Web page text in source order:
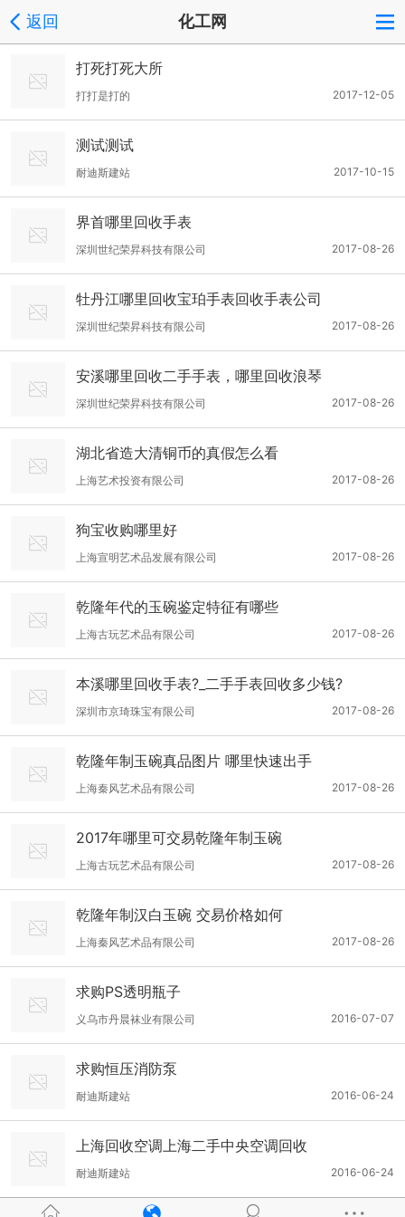
返回 化工网
打死打死大所
2017-12-05
打打是打的
测试测试
2017-10-15
耐迪斯建站
界首哪里回收手表
2017-08-26
深圳世纪荣昇科技有限公司
牡丹江哪里回收宝珀手表回收手表公司
2017-08-26
深圳世纪荣昇科技有限公司
安溪哪里回收二手手表，哪里回收浪琴
2017-08-26
深圳世纪荣昇科技有限公司
湖北省造大清铜币的真假怎么看
2017-08-26
上海艺术投资有限公司
狗宝收购哪里好
2017-08-26
上海宣明艺术品发展有限公司
乾隆年代的玉碗鉴定特征有哪些
2017-08-26
上海古玩艺术品有限公司
本溪哪里回收手表?_二手手表回收多少钱?
2017-08-26
深圳市京琦珠宝有限公司
乾隆年制玉碗真品图片 哪里快速出手
2017-08-26
上海秦风艺术品有限公司
2017年哪里可交易乾隆年制玉碗
2017-08-26
上海古玩艺术品有限公司
乾隆年制汉白玉碗 交易价格如何
2017-08-26
上海秦风艺术品有限公司
求购PS透明瓶子
2016-07-07
义乌市丹晨袜业有限公司
求购恒压消防泵
2016-06-24
耐迪斯建站
上海回收空调上海二手中央空调回收
2016-06-24
耐迪斯建站